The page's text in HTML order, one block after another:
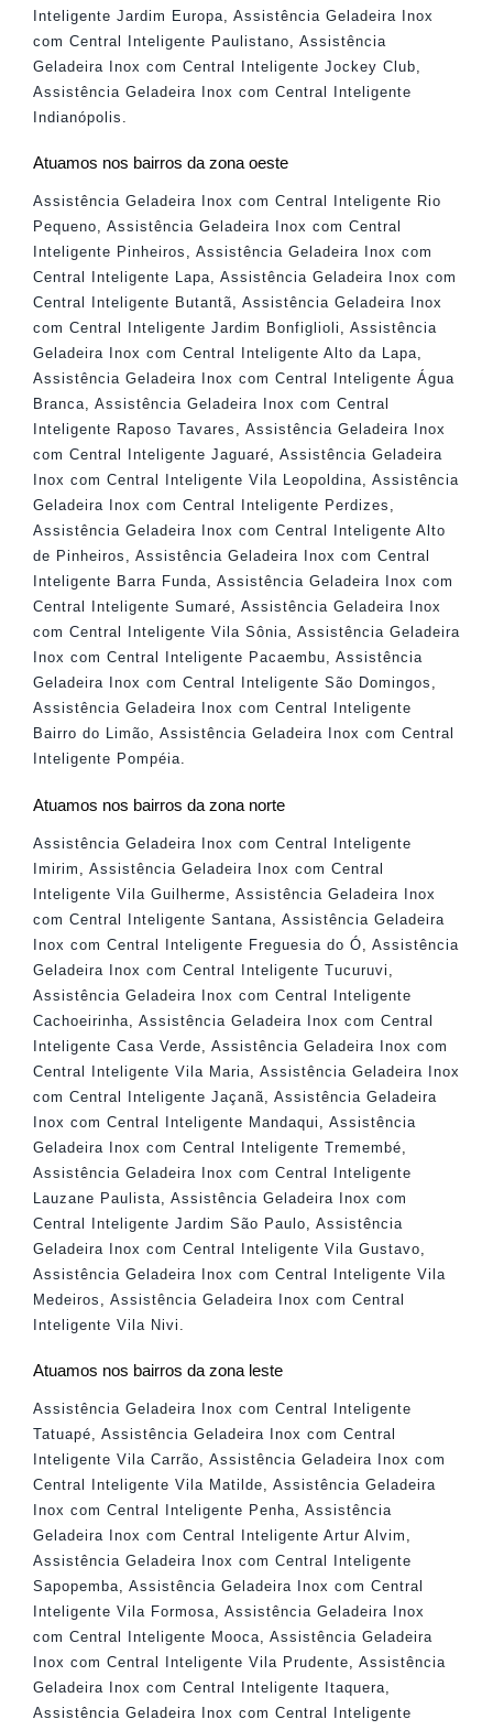
Inteligente Jardim Europa
Assistência Geladeira Inox
com Central Inteligente Paulistano
Assistência
Geladeira Inox com Central Inteligente Jockey Club
Assistência Geladeira Inox com Central Inteligente
Indianópolis
Atuamos nos bairros da zona oeste
Assistência Geladeira Inox com Central Inteligente Rio
Pequeno, Assistência Geladeira Inox com Central
Inteligente Pinheiros , Assistência Geladeira Inox com
Central Inteligente Lapa, Assistência Geladeira Inox com
Central Inteligente Butantã, Assistência Geladeira Inox
com Central Inteligente Jardim Bonfiglioli , Assistência
Geladeira Inox com Central Inteligente Alto da Lapa,
Assistência Geladeira Inox com Central Inteligente Água
Branca, Assistência Geladeira Inox com Central
Inteligente Raposo Tavares , Assistência Geladeira Inox
com Central Inteligente Jaguaré, Assistência Geladeira
Inox com Central Inteligente Vila Leopoldina, Assistência
Geladeira Inox com Central Inteligente Perdizes ,
Assistência Geladeira Inox com Central Inteligente Alto
de Pinheiros , Assistência Geladeira Inox com Central
Inteligente Barra Funda, Assistência Geladeira Inox com
Central Inteligente Sumaré, Assistência Geladeira Inox
com Central Inteligente Vila Sônia, Assistência Geladeira
Inox com Central Inteligente Pacaembu, Assistência
Geladeira Inox com Central Inteligente São Domingos ,
Assistência Geladeira Inox com Central Inteligente
Bairro do Limão, Assistência Geladeira Inox com Central
Inteligente Pompéia.
Atuamos nos bairros da zona norte
Assistência Geladeira Inox com Central Inteligente
Imirim
Assistência Geladeira Inox com Central
Inteligente Vila Guilherme
Assistência Geladeira Inox
com Central Inteligente Santana
Assistência Geladeira
Inox com Central Inteligente Freguesia do Ó
Assistência
Geladeira Inox com Central Inteligente Tucuruvi
Assistência Geladeira Inox com Central Inteligente
Cachoeirinha
Assistência Geladeira Inox com Central
Inteligente Casa Verde
Assistência Geladeira Inox com
Central Inteligente Vila Maria
Assistência Geladeira Inox
com Central Inteligente Jaçanã
Assistência Geladeira
Inox com Central Inteligente Mandaqui
Assistência
Geladeira Inox com Central Inteligente Tremembé
Assistência Geladeira Inox com Central Inteligente
Lauzane Paulista
Assistência Geladeira Inox com
Central Inteligente Jardim São Paulo
Assistência
Geladeira Inox com Central Inteligente Vila Gustavo
Assistência Geladeira Inox com Central Inteligente Vila
Medeiros
Assistência Geladeira Inox com Central
Inteligente Vila Nivi
Atuamos nos bairros da zona leste
Assistência Geladeira Inox com Central Inteligente
Tatuapé, Assistência Geladeira Inox com Central
Inteligente Vila Carrão, Assistência Geladeira Inox com
Central Inteligente Vila Matilde, Assistência Geladeira
Inox com Central Inteligente Penha, Assistência
Geladeira Inox com Central Inteligente Artur Alvim ,
Assistência Geladeira Inox com Central Inteligente
Sapopemba, Assistência Geladeira Inox com Central
Inteligente Vila Formosa, Assistência Geladeira Inox
com Central Inteligente Mooca, Assistência Geladeira
Inox com Central Inteligente Vila Prudente, Assistência
Geladeira Inox com Central Inteligente Itaquera,
Assistência Geladeira Inox com Central Inteligente